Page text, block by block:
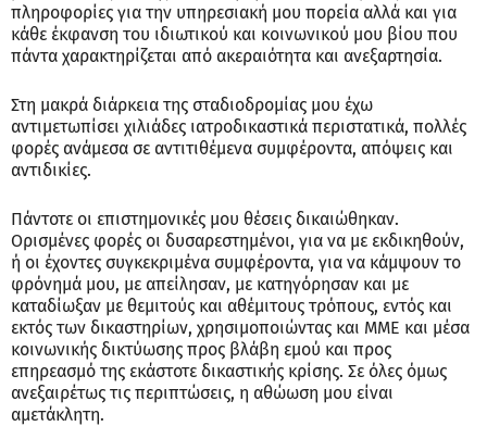
πληροφορίες για την υπηρεσιακή μου πορεία αλλά και για
κάθε έκφανση του ιδιωτικού και κοινωνικού μου βίου που
πάντα χαρακτηρίζεται από ακεραιότητα και ανεξαρτησία.
Στη μακρά διάρκεια της σταδιοδρομίας μου έχω
αντιμετωπίσει χιλιάδες ιατροδικαστικά περιστατικά, πολλές
φορές ανάμεσα σε αντιτιθέμενα συμφέροντα, απόψεις και
αντιδικίες.
Πάντοτε οι επιστημονικές μου θέσεις δικαιώθηκαν.
Ορισμένες φορές οι δυσαρεστημένοι, για να με εκδικηθούν,
ή οι έχοντες συγκεκριμένα συμφέροντα, για να κάμψουν το
φρόνημά μου, με απείλησαν, με κατηγόρησαν και με
καταδίωξαν με θεμιτούς και αθέμιτους τρόπους, εντός και
εκτός των δικαστηρίων, χρησιμοποιώντας και ΜΜΕ και μέσα
κοινωνικής δικτύωσης προς βλάβη εμού και προς
επηρεασμό της εκάστοτε δικαστικής κρίσης. Σε όλες όμως
ανεξαιρέτως τις περιπτώσεις, η αθώωση μου είναι
αμετάκλητη.